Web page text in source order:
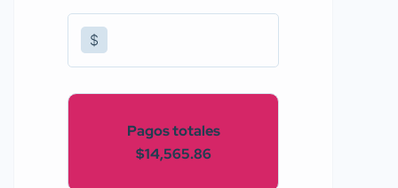
$
Pagos totales
$14,565.86